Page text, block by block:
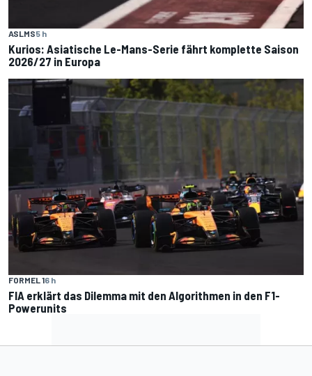
ASLMS5 h
Kurios: Asiatische Le-Mans-Serie fährt komplette Saison
2026/27 in Europa
FORMEL 16 h
FIA erklärt das Dilemma mit den Algorithmen in den F1-
Powerunits